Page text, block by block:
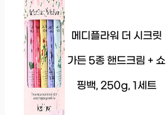
메디플라워 더 시크릿
가든 5종 핸드크림 + 쇼
핑백, 250g, 1세트